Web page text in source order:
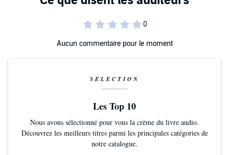
Aucun commentaire pour le moment
SÉLECTION
Les Top 10
Nous avons sélectionné pour vous la crème du livre audio.
Découvrez les meilleurs titres parmi les principales catégories de
notre catalogue.